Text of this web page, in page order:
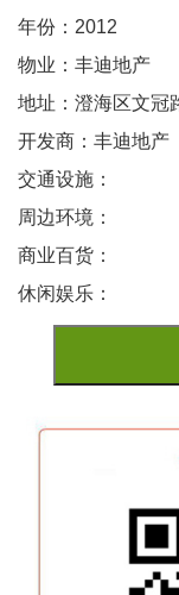
年份：2012
物业：丰迪地产
地址：澄海区文冠
开发商：丰迪地产
交通设施：
周边环境：
商业百货：
休闲娱乐：